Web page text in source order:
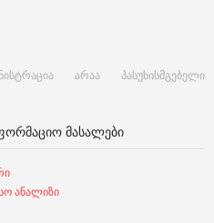
არაა პასუხისმგებელი
ᲛᲐᲡᲐᲚᲔᲑᲘ
ანალიზი